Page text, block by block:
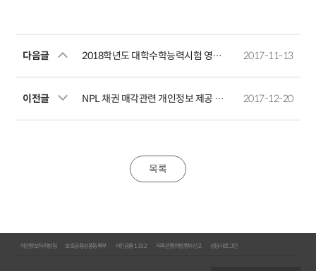
다음글 2018학년도 대학수학능력시험 영업시간 변경 안내 2017-11-13
이전글 NPL 채권 매각관련 개인정보 제공 예정 사실 공지 2017-12-20
목록
개인정보처리방침 보호금융상품등록부 서민금융 1332 저축은행위법행위신고 상담사로그인